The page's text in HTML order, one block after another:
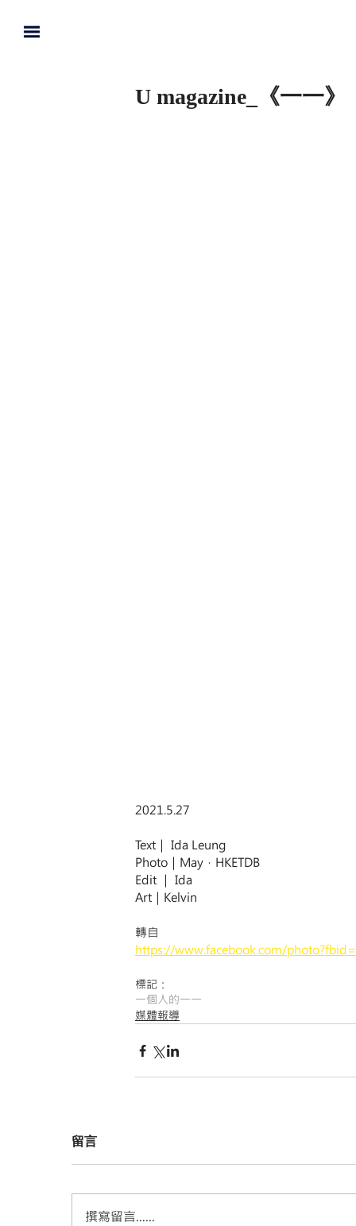
U magazine_《一一
2021.5.27
Text｜ Ida Leung
Photo｜May，HKETDB
Edit ｜ Ida
Art｜Kelvin
轉自
https://www.facebook.com/
標記：
一個人的一一
媒體報導
留言
撰寫留言......